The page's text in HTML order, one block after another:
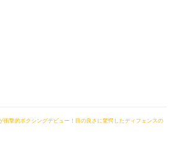
衝撃的ボクシングデビュー！目の良さに驚愕したディフェンスの